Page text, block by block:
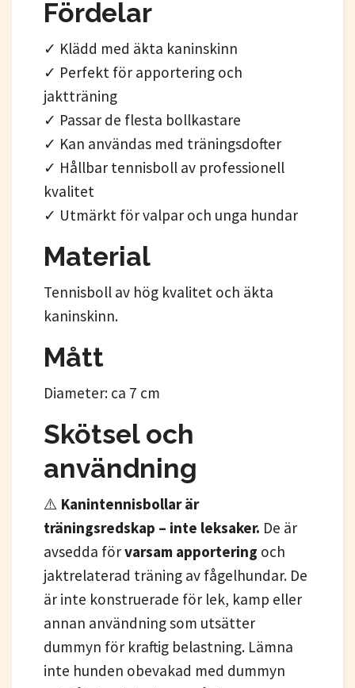
Fördelar
✓ Klädd med äkta kaninskinn
✓ Perfekt för apportering och
jaktträning
✓ Passar de flesta bollkastare
✓ Kan användas med träningsdofter
✓ Hållbar tennisboll av professionell
kvalitet
✓ Utmärkt för valpar och unga hundar
Material
Tennisboll av hög kvalitet och äkta
kaninskinn.
Mått
Diameter: ca 7 cm
Skötsel och
användning
⚠️ Kanintennisbollarär
träningsredskap – inte leksaker. De är
avsedda förvarsam apportering och
jaktrelaterad träning av fågelhundar. De
är inte konstruerade för lek, kamp eller
annan användning som utsätter
dummyn för kraftig belastning. Lämna
inte hunden obevakad med dummyn